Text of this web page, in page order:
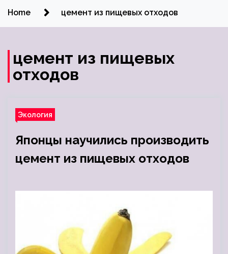
Home цемент из пищевых отходов
цемент из пищевых
отходов
Экология
Японцы научились производить
цемент из пищевых отходов